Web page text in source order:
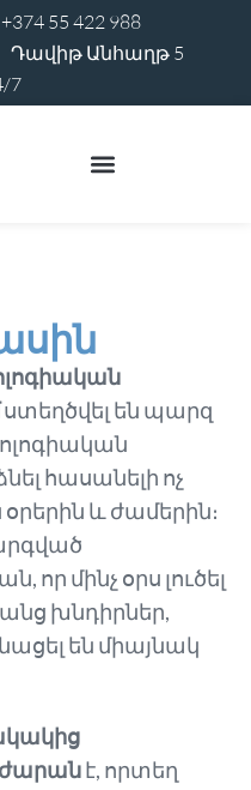
+374 55 422 988
Դավիթ Անհաղթ 5
7
ստեղծվել են պարզ
հասանելի ոչ
և ժամերին։
որ մինչ օրս լուծել
խնդիրներ,
են միայնակ
է, որտեղ